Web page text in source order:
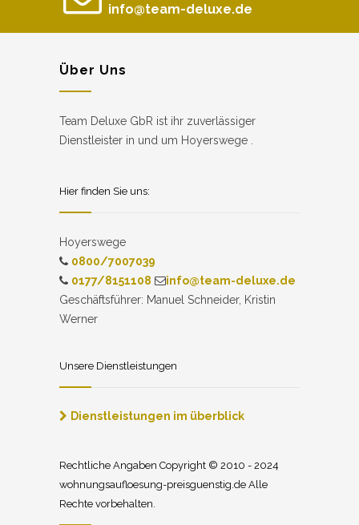
info@team-deluxe.de
Über Uns
Team Deluxe GbR ist ihr zuverlässiger
Dienstleister in und um Hoyerswege .
Hier finden Sie uns:
Hoyerswege
0800/7007039
0177/8151108
info@team-deluxe.de
Geschäftsführer: Manuel Schneider, Kristin
Werner
Unsere Dienstleistungen
Dienstleistungen im überblick
Rechtliche Angaben Copyright © 2010 - 2024
wohnungsaufloesung-preisguenstig.de Alle
Rechte vorbehalten.